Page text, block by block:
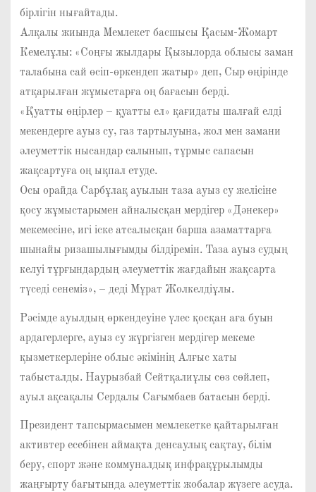
бірлігін нығайтады.
Алқалы жиында Мемлекет басшысы Қасым-Жомарт
Кемелұлы: «Соңғы жылдары Қызылорда облысы заман
талабына сай өсіп-өркендеп жатыр» деп, Cыр өңірінде
атқарылған жұмыстарға оң бағасын берді.
«Қуатты өңірлер – қуатты ел» қағидаты шалғай елді
мекендерге ауыз су, газ тартылуына, жол мен замани
әлеуметтік нысандар салынып, тұрмыс сапасын
жақсартуға оң ықпал етуде.
Осы орайда Сарбұлақ ауылын таза ауыз су желісіне
қосу жұмыстарымен айналысқан мердігер «Дәнекер»
мекемесіне, игі іске атсалысқан барша азаматтарға
шынайы ризашылығымды білдіремін. Таза ауыз судың
келуі тұрғындардың әлеуметтік жағдайын жақсарта
түседі сенеміз», – деді Мұрат Жолкелдіұлы.
Рәсімде ауылдың өркендеуіне үлес қосқан аға буын
ардагерлерге, ауыз су жүргізген мердігер мекеме
қызметкерлеріне облыс әкімінің Алғыс хаты
табысталды. Наурызбай Сейтқалиұлы сөз сөйлеп,
ауыл ақсақалы Сердалы Сағымбаев батасын берді.
Президент тапсырмасымен мемлекетке қайтарылған
активтер есебінен аймақта денсаулық сақтау, білім
беру, спорт және коммуналдық инфрақұрылымды
жаңғырту бағытында әлеуметтік жобалар жүзеге асуда.